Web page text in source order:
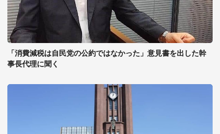
「消費減税は自民党の公約ではなかった」意見書を出した幹
事長代理に聞く